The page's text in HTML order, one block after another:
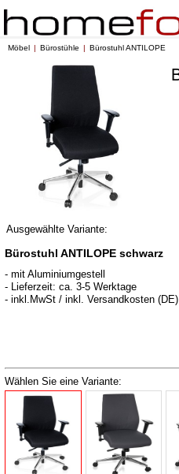
Möbel Bürostühle Bürostuhl ANTILOPE
Ausgewählte Variante:
Bürostuhl ANTILOPE schwarz
- mit Aluminiumgestell
- Lieferzeit: ca. 3-5 Werktage
- inkl.MwSt / inkl. Versandkosten (DE)
Wählen Sie eine Variante: